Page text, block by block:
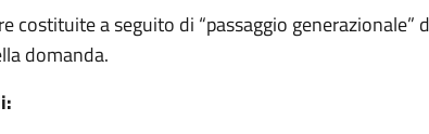
costituite a seguito di “passaggio generazionale”
domanda.